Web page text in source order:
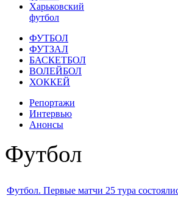
Харьковский
футбол
ФУТБОЛ
ФУТЗАЛ
БАСКЕТБОЛ
ВОЛЕЙБОЛ
ХОККЕЙ
Репортажи
Интервью
Анонсы
Футбол
Футбол. Первые матчи 25 тура